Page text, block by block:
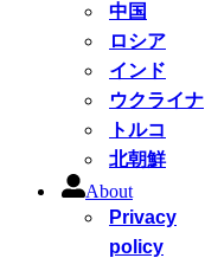
中国
ロシア
インド
ウクライナ
トルコ
北朝鮮
About
Privacy
policy